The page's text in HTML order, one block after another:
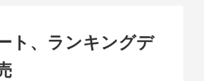
ト、ランキングデ